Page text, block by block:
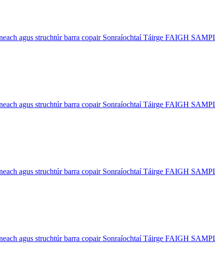
agus struchtúr barra copair Sonraíochtaí Táirge FAIGH
agus struchtúr barra copair Sonraíochtaí Táirge FAIGH
agus struchtúr barra copair Sonraíochtaí Táirge FAIGH
agus struchtúr barra copair Sonraíochtaí Táirge FAIGH